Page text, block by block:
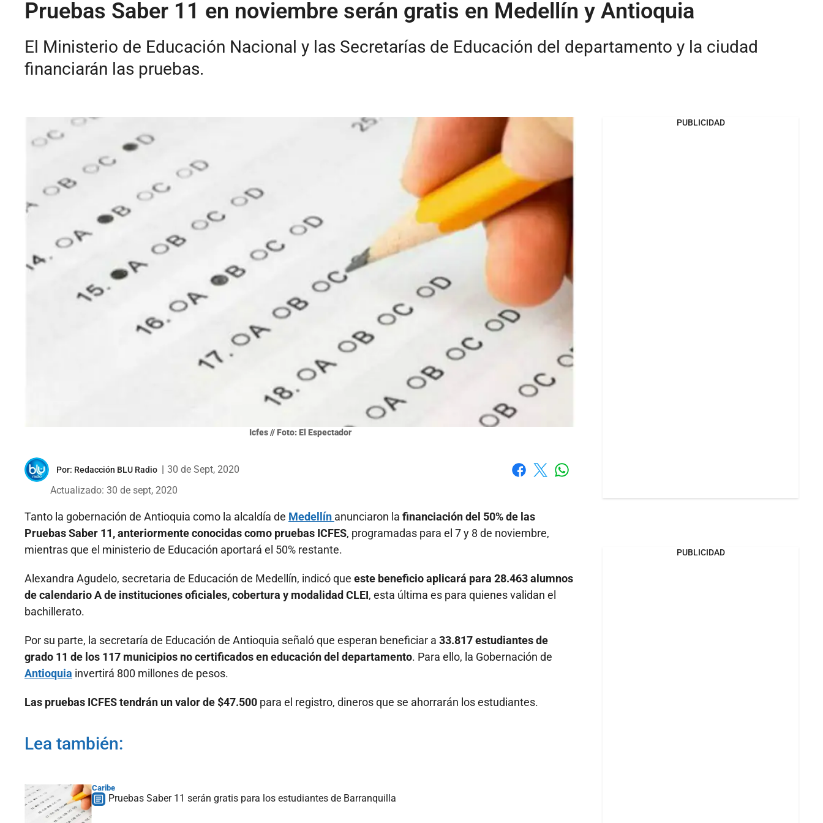
Pruebas Saber 11 en noviembre serán gratis en Medellín y Antioquia
El Ministerio de Educación Nacional y las Secretarías de Educación del departamento y la ciudad
financiarán las pruebas.
Icfes // Foto: El Espectador
Por: Redacción BLU Radio
30 de Sept, 2020
Actualizado: 30 de sept, 2020
Tanto la gobernación de Antioquia como la alcaldía de Medellín anunciaron la financiación del 50% de las
Pruebas Saber 11, anteriormente conocidas como pruebas ICFES, programadas para el 7 y 8 de noviembre,
mientras que el ministerio de Educación aportará el 50% restante.
Alexandra Agudelo, secretaria de Educación de Medellín, indicó que este beneficio aplicará para 28.463 alumnos
de calendario A de instituciones oficiales, cobertura y modalidad CLEI, esta última es para quienes validan el
bachillerato.
Por su parte, la secretaría de Educación de Antioquia señaló que esperan beneficiar a 33.817 estudiantes de
grado 11 de los 117 municipios no certificados en educación del departamento. Para ello, la Gobernación de
Antioquia invertirá 800 millones de pesos.
Las pruebas ICFES tendrán un valor de $47.500 para el registro, dineros que se ahorrarán los estudiantes.
Lea también:
Caribe
Pruebas Saber 11 serán gratis para los estudiantes de Barranquilla
PUBLICIDAD
PUBLICIDAD